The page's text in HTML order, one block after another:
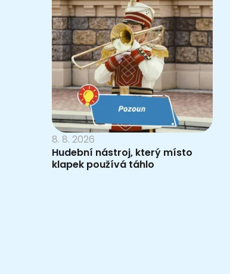
8. 8. 2026
Hudební nástroj, který místo
klapek používá táhlo